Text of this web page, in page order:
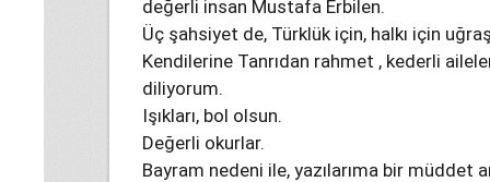
değerli insan Mustafa Erbilen.
Üç şahsiyet de, Türklük için, halkı için
Kendilerine Tanrıdan rahmet , kederli
diliyorum.
Işıkları, bol olsun.
Değerli okurlar.
Bayram nedeni ile, yazılarıma bir müddet